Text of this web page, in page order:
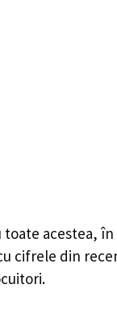
toate acestea,
cifrele din